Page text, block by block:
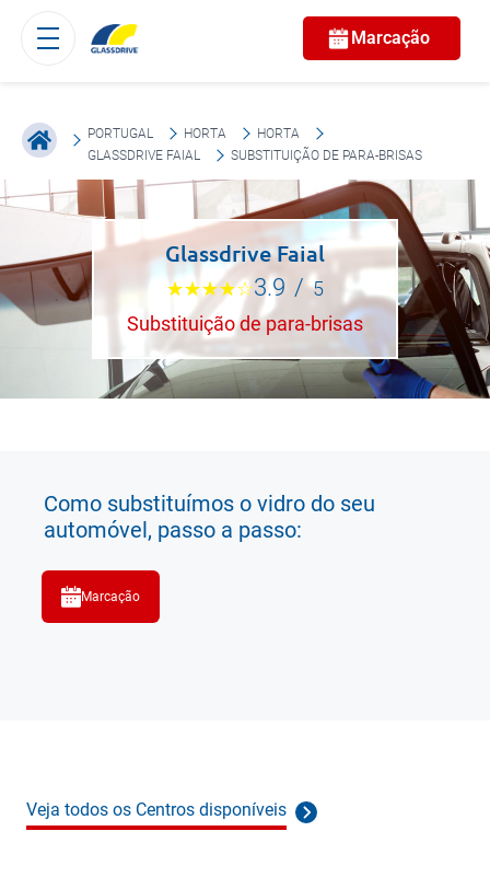
Marcação
PORTUGAL HORTA
HORTA
GLASSDRIVE FAIAL
SUBSTITUIÇÃO DE PARA-BRISAS
Glassdrive Faial
3.9 / 5
Substituição de para-brisas
Como substituímos o vidro do seu
automóvel, passo a passo:
Marcação
Veja todos os Centros disponíveis